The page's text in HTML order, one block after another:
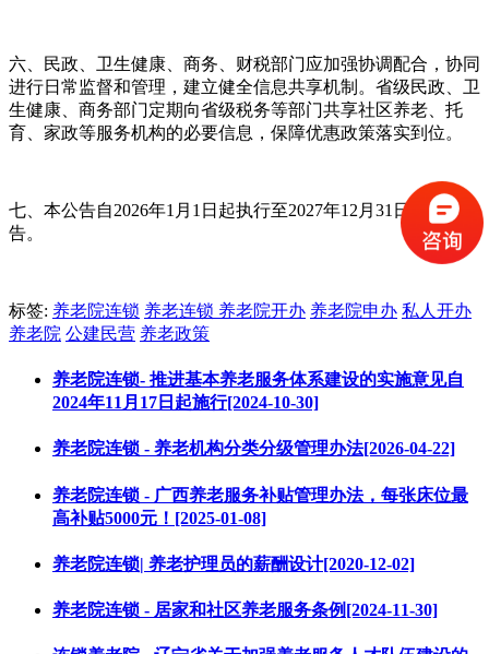
六、民政、卫生健康、商务、财税部门应加强协调配合，协同
进行日常监督和管理，建立健全信息共享机制。省级民政、卫
生健康、商务部门定期向省级税务等部门共享社区养老、托
育、家政等服务机构的必要信息，保障优惠政策落实到位。
七、本公告自2026年1月1日起执行至2027年12月31日。特此公
告。
标签: 养老院连锁 养老连锁 养老院开办 养老院申办 私人开办
养老院 公建民营 养老政策
养老院连锁- 推进基本养老服务体系建设的实施意见自
2024年11月17日起施行[2024-10-30]
养老院连锁 - 养老机构分类分级管理办法[2026-04-22]
养老院连锁 - 广西养老服务补贴管理办法，每张床位最
高补贴5000元！[2025-01-08]
养老院连锁| 养老护理员的薪酬设计[2020-12-02]
养老院连锁 - 居家和社区养老服务条例[2024-11-30]